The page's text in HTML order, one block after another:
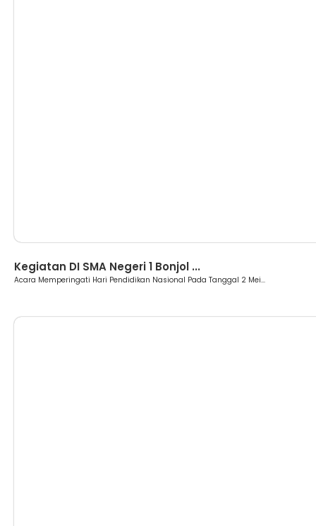
Kegiatan DI SMA Negeri 1 Bonjol ...
Acara Memperingati Hari Pendidikan Nasional Pada Tanggal 2 Mei...